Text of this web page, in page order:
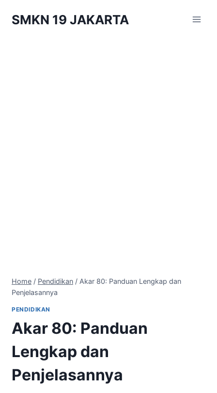
SMKN 19 JAKARTA
Home / Pendidikan / Akar 80: Panduan Lengkap dan
Penjelasannya
PENDIDIKAN
Akar 80: Panduan
Lengkap dan
Penjelasannya